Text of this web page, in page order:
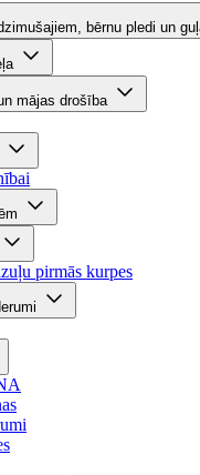
bērnu pledi un
mājas drošība
pirmās kurpes